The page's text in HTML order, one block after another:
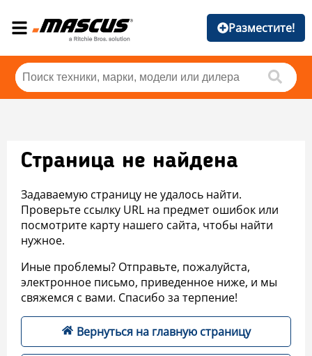
Разместите!
Страница не найдена
Задаваемую страницу не удалось найти.
Проверьте ссылку URL на предмет ошибок или
посмотрите карту нашего сайта, чтобы найти
нужное.
Иные проблемы? Отправьте, пожалуйста,
электронное письмо, приведенное ниже, и мы
свяжемся с вами. Спасибо за терпение!
Вернуться на главную страницу